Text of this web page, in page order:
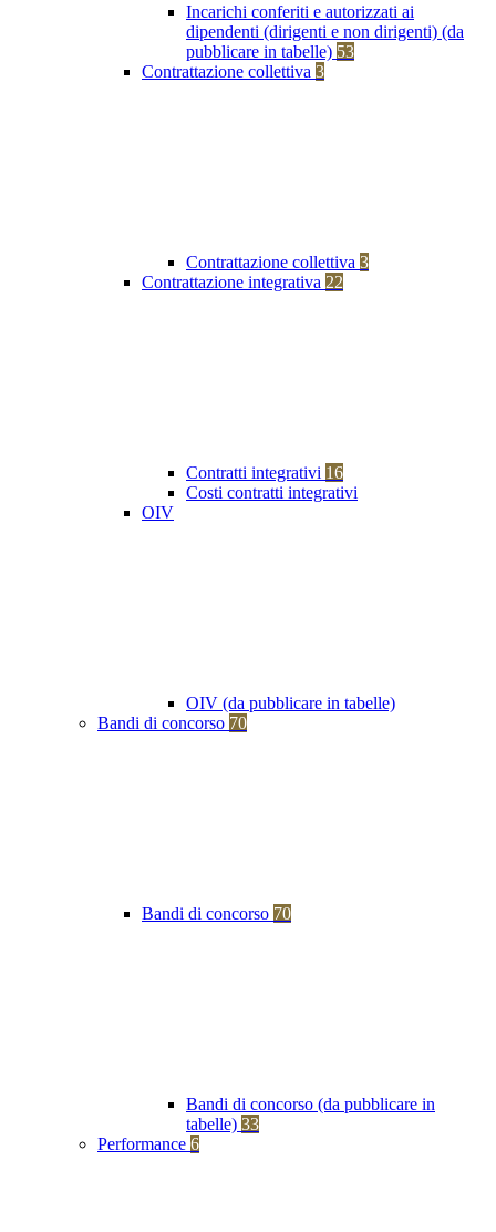
Incarichi conferiti e autorizzati ai
dipendenti (dirigenti e non dirigenti) (da
pubblicare in tabelle) 53
Contrattazione collettiva 3
Contrattazione collettiva 3
Contrattazione integrativa 22
Contratti integrativi 16
Costi contratti integrativi
OIV
OIV (da pubblicare in tabelle)
Bandi di concorso 70
Bandi di concorso 70
Bandi di concorso (da pubblicare in
tabelle) 33
Performance 6